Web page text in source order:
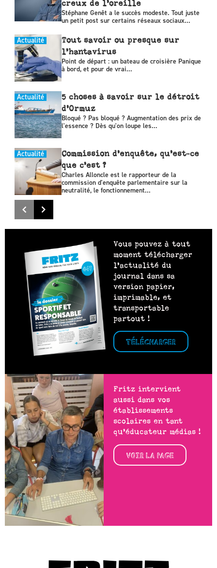
creux de l’oreille
Stéphane Genêt a le succès modeste. Tout juste
un petit post sur certains réseaux sociaux...
Actualité
Tout savoir ou presque sur
l’hantavirus
Point de départ : un bateau de croisière Panique
à bord, et pour de vrai...
Actualité
5 choses à savoir sur le détroit
d’Ormuz
Bloqué ? Pas bloqué ? Augmentation des prix de
l'essence ? Dès qu'on loupe les...
Actualité
Commission d’enquête, qu’est-ce
que c’est ?
Charles Alloncle est le rapporteur de la
commission d'enquête parlementaire sur la
neutralité, le fonctionnement...
Vous pouvez à tout
moment télécharger
l’actualité du
journal dans sa
version papier,
imprimable, et
transportable
partout !
TÉLÉCHARGER
Fritz intervient
aussi dans vos
établissements
scolaires en tant
qu’éducateur médias !
VOIR LA PAGE